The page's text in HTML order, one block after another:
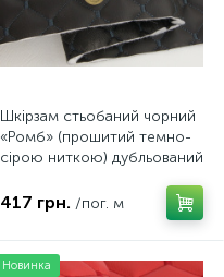
Шкірзам стьобаний чорний
«Ромб» (прошитий темно-
сірою ниткою) дубльований
ширина 1,35м
417 грн. /пог. м
Новинка